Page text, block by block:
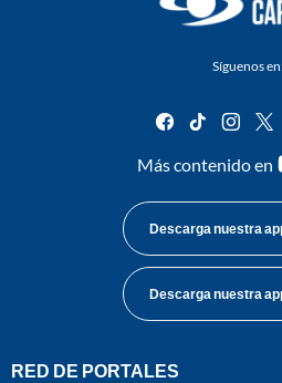
Síguenos
facebook
tiktok
Más contenido en
Descarga nuestra
Descarga nuestra
RED DE PORTALES